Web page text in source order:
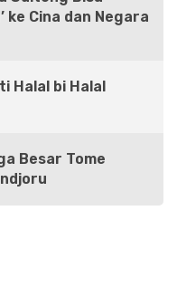
ke Cina dan Negara
Besar Tome